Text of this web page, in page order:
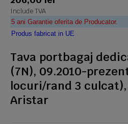
Include TVA
5 ani Garantie oferita de Producator.
Produs fabricat in UE
Tava portbagaj
(7N), 09.2010-
locuri/rand 3
Aristar